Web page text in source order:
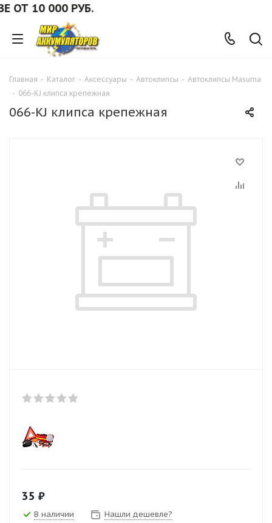
10 000 РУБ.
Главная - Каталог - Аксессуары - Автоклипсы - Автоклипсы Masuma
- 066-KJ клипса крепежная
066-KJ клипса крепежная
35 ₽
В наличии Нашли дешевле?